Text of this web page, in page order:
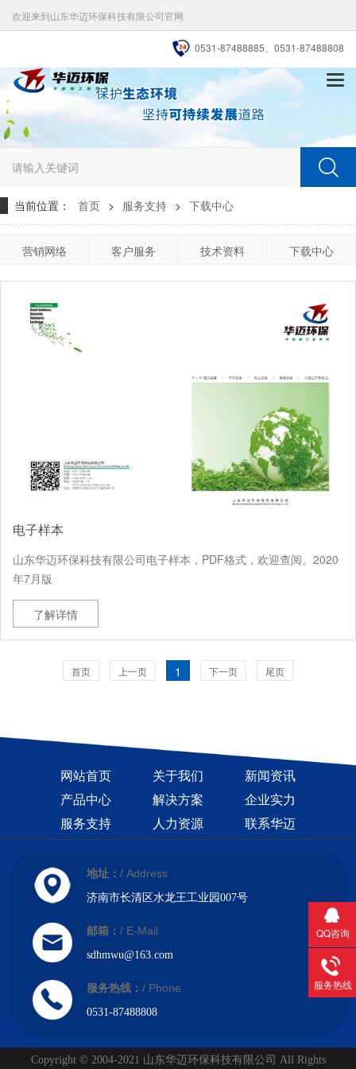
欢迎来到山东华迈环保科技有限公司官网
0531-87488885、0531-87488808
切
当前位置： 首页 > 服务支持 > 下载中心
营销网络 客户服务 技术资料 下载中心
电子样本
山东华迈环保科技有限公司电子样本，PDF格式，欢迎查阅。2020
年7月版
了解详情
首页 上一页 1 下一页 尾页
网站首页 关于我们
新闻资讯
产品中心
解决方案
企业实力
服务支持
人力资源 联系华迈
地址：/ Address
济南市长清区水龙王工业园007号
邮箱：/ E-Mail
sdhmwu@163.com
服务热线：/ Phone
0531-87488808
QQ咨询
服务热线
Copyright © 2004-2021 山东华迈环保科技有限公司 All Rights